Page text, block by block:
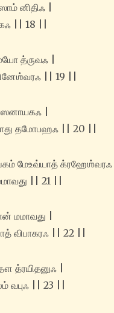
னிதிஃ |
|| 18 ||
த்ருவஃ |
|| 19 ||
|
தமோபஹஃ || 20 ||
மே‌உவ்யாத் க்ரஹேஶ்வரஃ |
|| 21 ||
மமாவது |
விபாகரஃ || 22 ||
த்ரயிதனுஃ |
வபுஃ || 23 ||